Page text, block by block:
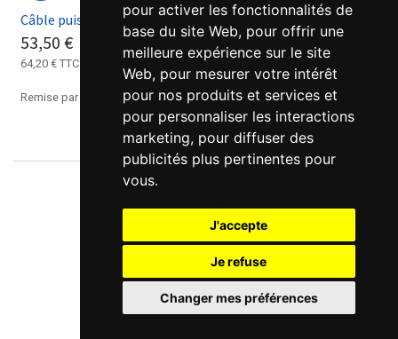
pour activer les fonctionnalités de
base du site Web, pour offrir une
meilleure expérience sur le site
Web, pour mesurer votre intérêt
pour nos produits et services et
pour personnaliser les interactions
marketing, pour diffuser des
publicités plus pertinentes pour
vous.
J'accepte
Je refuse
Changer mes préférences
Câble puissance flexible brushless Kinco 8A KC1
53,50 €
64,20 € TTC
Remise par quantités, nous consulter.